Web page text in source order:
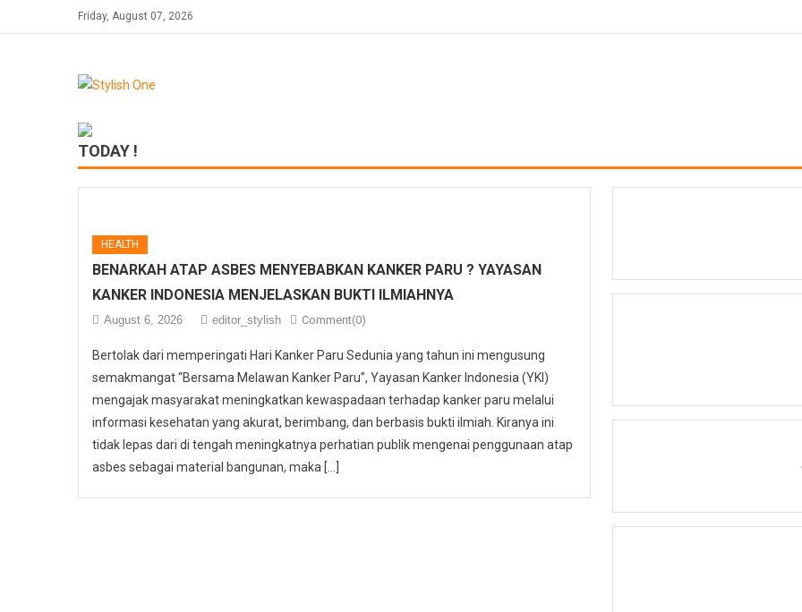
to
Friday, August 07, 2026
TODAY !
HEALTH
BENARKAH ATAP ASBES MENYEBABKAN KANKER PARU ? YAYASAN
KANKER INDONESIA MENJELASKAN BUKTI ILMIAHNYA
August 6, 2026 editor_stylish Comment(0)
Bertolak dari memperingati Hari Kanker Paru Sedunia yang tahun ini mengusung
semakmangat “Bersama Melawan Kanker Paru”, Yayasan Kanker Indonesia (YKI)
mengajak masyarakat meningkatkan kewaspadaan terhadap kanker paru melalui
informasi kesehatan yang akurat, berimbang, dan berbasis bukti ilmiah. Kiranya ini
tidak lepas dari di tengah meningkatnya perhatian publik mengenai penggunaan atap
asbes sebagai material bangunan, maka […]